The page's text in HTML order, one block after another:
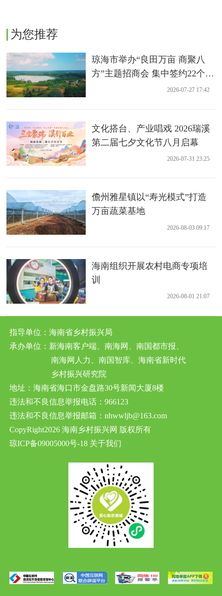
为您推荐
琼海市举办“良田万亩 商聚八
方”主题招商会 集中签约22个农
2026-07-27 17:42
文化搭台、产业唱戏 2026瑞溪
第二届七夕文化节八月启幕
2026-07-31 23:25
儋州雅星镇以“寿光模式”打造
万亩蔬菜基地
2026-08-03 09:17
海南组织开展农村电商专项培
训
2026-08-01 21:07
指导单位：海南省乡村振兴局
承办单位：新海南客户端、南海网、南国都市报、
南海网人力、南国智库、海南省新时代
乡村振兴研究院
地址：海南省海口市金盘路30号新闻大厦8楼
违法和不良信息举报电话：966123
违法和不良信息举报邮箱：nhwwljb@163.com
CopyRight2026 海南乡村振兴网 版权所有
琼ICP备09005000号-18 关于我们